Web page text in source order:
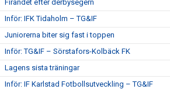
Firandet efter derbysegern
Inför: IFK Tidaholm – TG&IF
Juniorerna biter sig fast i toppen
Inför: TG&IF – Sörstafors-Kolbäck FK
Lagens sista träningar
Inför: IF Karlstad Fotbollsutveckling – TG&IF